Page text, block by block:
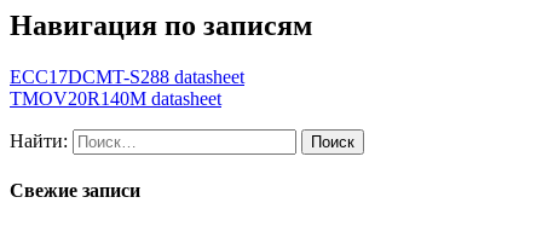
Навигация по записям
ECC17DCMT-S288 datasheet
TMOV20R140M datasheet
Найти:
Свежие записи